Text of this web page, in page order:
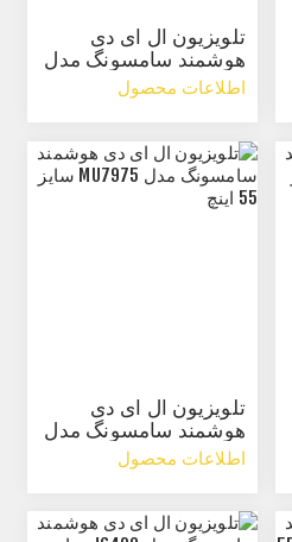
تلویزیون ال ای دی
هوشمند سامسونگ مدل
J6920 سایز 48 اینچ
اطلاعات محصول
تلویزیون ال ای دی
هوشمند سامسونگ مدل
MU7975 سایز 55 اینچ
اطلاعات محصول